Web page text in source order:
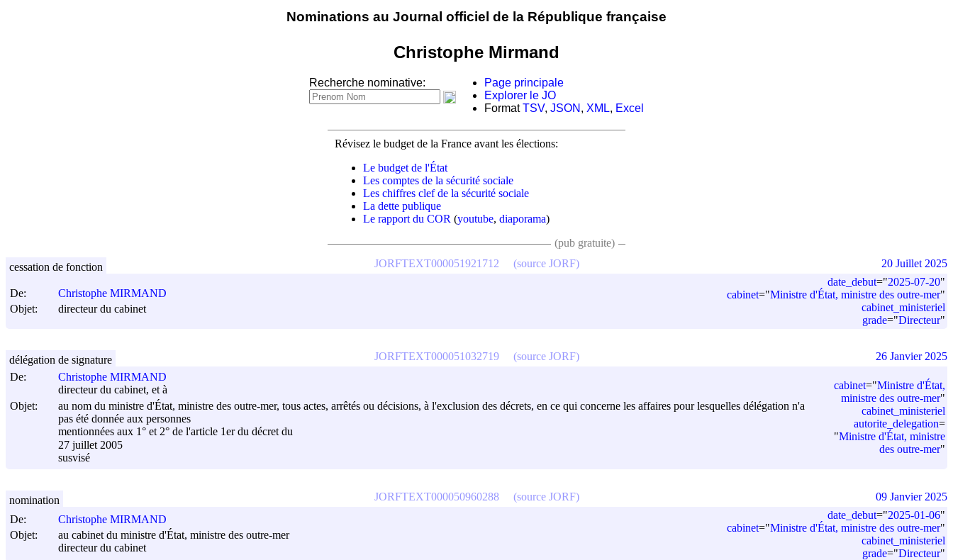
Nominations au Journal officiel de la République française
Christophe Mirmand
Recherche nominative:
Page principale
Explorer le JO
FormatTSV, JSON , XML, Excel
Révisez le budget de la France avant les élections:
Le budget de l'État
Les comptes de la sécurité sociale
Les chiffres clef de la sécurité sociale
La dette publique
Le rapport du COR (youtube, diaporama)
(pub gratuite)
De:
Christophe MIRMAND
Objet:
directeur du cabinet
date_debut="2025-07-20"
cabinet="Ministre d'État, ministre des outre-mer"
cabinet_ministeriel
grade="Directeur"
JORFTEXT000051921712 (source JORF)
cessation de fonction 20 Juillet 2025
De:
Christophe MIRMAND
directeur du cabinet, et à
Objet:
au nom du ministre d'État, ministre des outre-mer, tous actes, arrêtés ou décisions, à l'exclusion des décrets, en ce qui concerne les affaires pour lesquelles délégation n'a
pas été donnée aux personnes
mentionnées aux 1° et 2° de l'article 1er du décret du
27 juillet 2005
susvisé
cabinet="Ministre d'État,
ministre des outre-mer"
cabinet_ministeriel
autorite_delegation=
"Ministre d'État, ministre
des outre-mer"
JORFTEXT000051032719 (source JORF)
délégation de signature 26 Janvier 2025
De:
Christophe MIRMAND
Objet:
au cabinet du ministre d'État, ministre des outre-mer
directeur du cabinet
date_debut="2025-01-06"
cabinet="Ministre d'État, ministre des outre-mer"
cabinet_ministeriel
grade="Directeur"
JORFTEXT000050960288 (source JORF)
nomination 09 Janvier 2025